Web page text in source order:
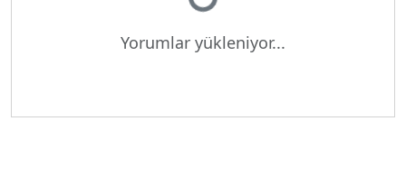
Yükleniyor...
Yorumlar yükleniyor...